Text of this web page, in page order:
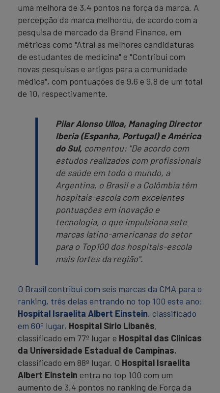
uma melhora de 3,4 pontos na força da marca. A
percepção da marca melhorou, de acordo com a
pesquisa de mercado da Brand Finance, em
métricas como "Atrai as melhores candidaturas
de estudantes de medicina" e "Contribui com
novas pesquisas e artigos para a comunidade
médica", com pontuações de 9,6 e 9,8 de um total
de 10, respectivamente.
Pilar Alonso Ulloa, Managing Director
Iberia (Espanha, Portugal) e América
do Sul, comentou: "De acordo com
estudos realizados com profissionais
de saúde em todo o mundo, a
Argentina, o Brasil e a Colômbia têm
hospitais-escola com excelentes
pontuações em inovação e
tecnologia, o que impulsiona sete
marcas latino-americanas do setor
para o Top100 dos hospitais-escola
mais fortes da região".
O Brasil contribui com seis marcas da CMA para o
ranking, três delas entrando no top 100 este ano:
Hospital Israelita Albert Einstein, classificado
em 60º lugar, Hospital Sírio Libanês,
classificado em 77º lugar e Hospital das Clínicas
da Universidade Estadual de Campinas,
classificado em 88º lugar. O Hospital Israelita
Albert Einstein entra no top 100 com um
aumento de 3,4 pontos no ranking de Força da